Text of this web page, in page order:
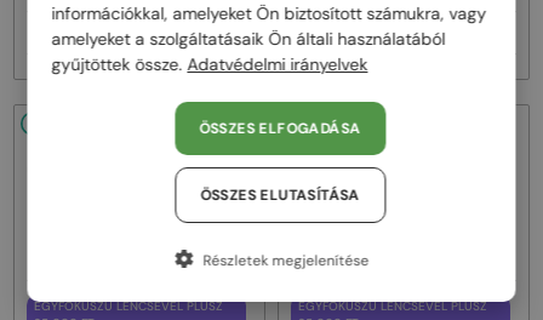
77 000 Ft 90 000 Ft 77 000 Ft 90 000 Ft
EGYFÓKUSZÚ LENCSÉVEL PLUSZ
48/72
EGYFÓKUSZÚ LENCSÉVEL PLUSZ
információkkal, amelyeket Ön biztosított számukra, vagy
amelyeket a szolgáltatásaik Ön általi használatából
gyűjtöttek össze. Adatvédelmi irányelvek
ÖSSZES ELFOGADÁSA
ÖSSZES ELUTASÍTÁSA
Részletek megjelenítése